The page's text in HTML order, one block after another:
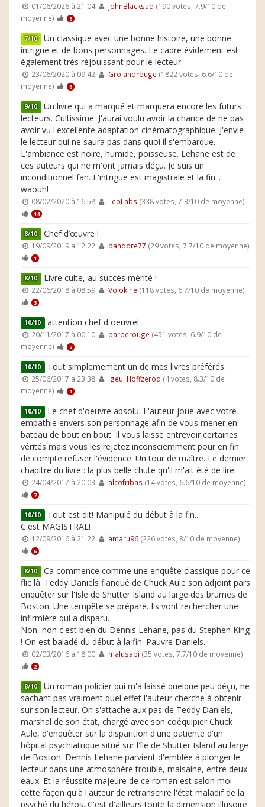
01/06/2026 à 21:04 JohnBlacksad (190 votes, 7.9/10 de
moyenne)
5
7/10 Un classique avec une bonne histoire, une bonne
intrigue et de bons personnages. Le cadre évidement est
également très réjouissant pour le lecteur.
23/06/2020 à 09:42 Grolandrouge (1822 votes, 6.6/10 de
moyenne)
6
9/10 Un livre qui a marqué et marquera encore les futurs
lecteurs. Cultissime. J'aurai voulu avoir la chance de ne pas
avoir vu l'excellente adaptation cinématographique. J'envie
le lecteur qui ne saura pas dans quoi il s'embarque.
L'ambiance est noire, humide, poisseuse. Lehane est de
ces auteurs qui ne m'ont jamais déçu. Je suis un
inconditionnel fan. L'intrigue est magistrale et la fin...
waouh!
08/02/2020 à 16:58 LeoLabs (338 votes, 7.3/10 de moyenne)
14
8/10 Chef d’œuvre !
19/09/2019 à 12:22 pandore77 (29 votes, 7.7/10 de moyenne)
1
8/10 Livre culte, au succès mérité !
22/06/2018 à 08:59 Volokine (118 votes, 6.7/10 de moyenne)
3
10/10 attention chef d oeuvre!
20/11/2017 à 00:10 barberouge (451 votes, 6.9/10 de
moyenne)
2
10/10 Tout simplemement un de mes livres préférés.
25/06/2017 à 23:38 Igeul Hoffzerod (4 votes, 8.3/10 de
moyenne)
1
10/10 Le chef d'oeuvre absolu. L'auteur joue avec votre
empathie envers son personnage afin de vous mener en
bateau de bout en bout. Il vous laisse entrevoir certaines
vérités mais vous les rejetez inconsciemment pour en fin
de compte refuser l'évidence. Un tour de maître. Le dernier
chapitre du livre : la plus belle chute qu'il m'ait été de lire.
24/04/2017 à 20:03 alcofribas (14 votes, 6.6/10 de moyenne)
7
10/10 Tout est dit! Manipulé du début à la fin...
C'est MAGISTRAL!
12/09/2016 à 21:22 amaru96(226 votes, 8/10 de moyenne)
6
8/10 Ca commence comme une enquête classique pour ce
flic là. Teddy Daniels flanqué de Chuck Aule son adjoint pars
enquêter sur l'Isle de Shutter Island au large des brumes de
Boston. Une tempête se prépare. Ils vont rechercher une
infirmière qui a disparu.
Non, non c'est bien du Dennis Lehane, pas du Stephen King
! On est baladé du début à la fin. Pauvre Daniels.
02/03/2016 à 18:00 malusapi (35 votes, 7.7/10 de moyenne)
2
8/10 Un roman policier qui m'a laissé quelque peu déçu, ne
sachant pas vraiment quel effet l'auteur cherche à obtenir
sur son lecteur. On s'attache aux pas de Teddy Daniels,
marshal de son état, chargé avec son coéquipier Chuck
Aule, d'enquêter sur la disparition d'une patiente d'un
hôpital psychiatrique situé sur l'île de Shutter Island au large
de Boston. Dennis Lehane parvient d'emblée à plonger le
lecteur dans une atmosphère trouble, malsaine, entre deux
eaux. Et la réussite majeure de ce roman est selon moi
cette façon qu'à l'auteur de retranscrire l'état maladif de la
psyché du héros. C'est d'ailleurs toute la dimension illusoire